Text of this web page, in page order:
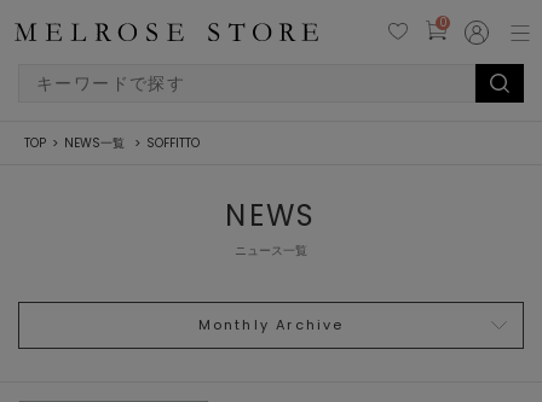
0
TOP NEWS一覧 SOFFITTO
NEWS
ニュース一覧
Monthly Archive